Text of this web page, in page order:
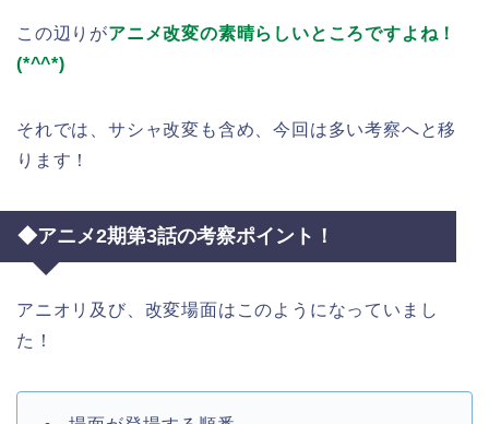
この辺りがアニメ改変の素晴らしいところですよね！
(*^^*)
それでは、サシャ改変も含め、今回は多い考察へと移
ります！
◆アニメ2期第3話の考察ポイント！
アニオリ及び、改変場面はこのようになっていまし
た！